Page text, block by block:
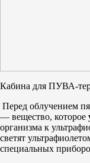
Кабина для ПУВА-
Перед облучением
— вещество, которое
организма к
светят
специальных